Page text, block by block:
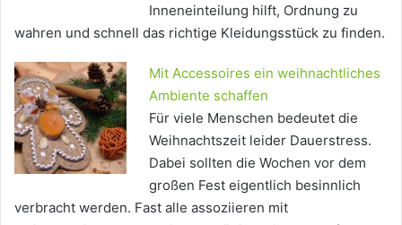
Inneneinteilung hilft, Ordnung zu
wahren und schnell das richtige Kleidungsstück zu finden.
Mit Accessoires ein weihnachtliches
Ambiente schaffen
Für viele Menschen bedeutet die
Weihnachtszeit leider Dauerstress.
Dabei sollten die Wochen vor dem
großen Fest eigentlich besinnlich
verbracht werden. Fast alle assoziieren mit